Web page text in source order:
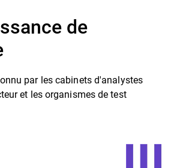
de
par les cabinets d'analystes
et les organismes de test